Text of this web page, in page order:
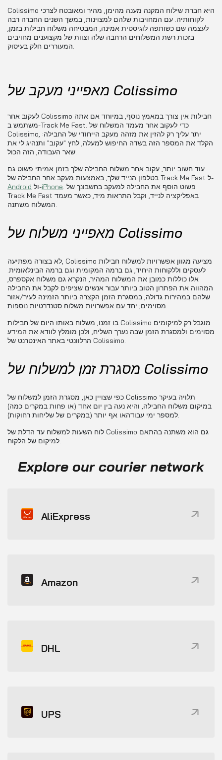
Colissimo היא חברת שילוח המקנה מענה מהימן, מהיר ומאובטח לצרכי
לקוחותיה. עם המחויבות שלהם למצוינות, במשך השנים החברה רבה
לעצמה שם כשותפה לוגיסטית אמינה, המבטיחה משלוח חבילות בזמן,
בזכות רשת המשלוחים הרחבה שלה וצוות של מקצוענים מחויבים
המעוררים חלק בעיסוק.
מאפייני מעקב של Colissimo
לעקוב אחר Colissimo חבילות אין צורך במאמץ נוסף, במיוחד אם אתה
משתמש ב-Track Me Fast. כדי לעקוב אחר מעמד המשלוח של
Colissimo, יתר עליך רק להזין את מזהה מעקב הייחודי של החבילה:
הקלד את המספר הזה בשדה החיפוש למעלה, לחץ "עקוב" ותנהיג לי את
שאר העבודה, הזה הכול.
עוד חשוב יותר, עקוב אחר משלוח החבילה שלך בזמן אמיתי פשוט גם
בטלפון הנייד שלך, באמצעות מעקב אחר החבילה של Track Me Fast ל-
Android
ול-iPhone. פשוט הוסף את החבילה למעקב בחשבונך של
Track Me Fast באפליקציה לנייד, וקבל התראות מיד, כאשר מעמד
המשלוח משתנה.
מאפייני משלוח של Colissimo
לא בצורה מפתיעה, Colissimo מציעה מגוון אפשרויות למשלוח חבילות
לעסקים וללקוחות היחיד, גם ברמה המקומית וגם ברמה הבינלאומית.
אלו כוללות כמובן את המשלוח המהיר, הנקרא גם משלוח אקספרס,
המהווה את הפתרון הטוב ביותר עבור אנשים שציפים לקבל את החבילה
שלהם במהירות גדולה, במסגרת הזמן הקצרה ביותר הזמינה לעיר/אזור
מסוימים; יחד עם אפשרויות משלוח סטנדרטיות נוספות.
בו זמנו, משלוח באותו היום של חבילות Colissimo מוגבל רק למיקומים
מסוימים ולמסגרת הזמן שבה נערך השליח, ולכן מומלץ לוודא את המידע
הרלוונטי באתר האינטרנט של Colissimo.
מסגרת זמן למשלוח של Colissimo
כפי שצויין כאן, מסגרת הזמן למשלוח של Colissimo תלויה בעיקר
במיקום משלוח החבילה, והיא נעה בין יום אחד (או פחות במקרים כמה)
למספר ימי עבודהאו אף יותר (במקרים של שליחות רחוקות).
לוח השעות למשלוח עד הדלת של Colissimo גם הוא משתנה בהתאם
למיקום של הלקוח.
Explore our courier network
AliExpress
Amazon
DHL
UPS